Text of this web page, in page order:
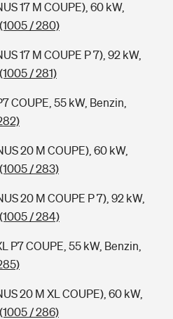
17 M COUPE), 60 kW,
(1005 / 280)
17 M COUPE P 7), 92 kW,
(1005 / 281)
COUPE, 55 kW, Benzin,
20 M COUPE), 60 kW,
(1005 / 283)
20 M COUPE P 7), 92 kW,
(1005 / 284)
P7 COUPE, 55 kW, Benzin,
20 M XL COUPE), 60 kW,
(1005 / 286)